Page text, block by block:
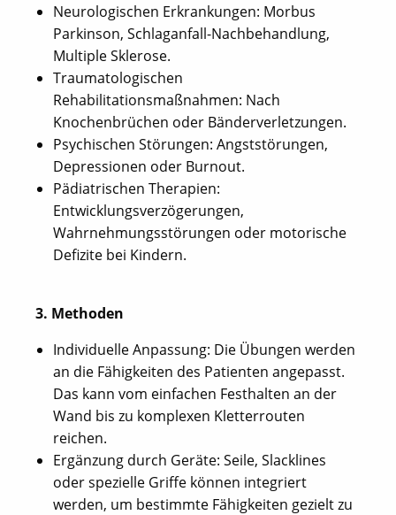
Neurologischen Erkrankungen: Morbus
Parkinson, Schlaganfall-Nachbehandlung,
Multiple Sklerose.
Traumatologischen
Rehabilitationsmaßnahmen: Nach
Knochenbrüchen oder Bänderverletzungen.
Psychischen Störungen: Angststörungen,
Depressionen oder Burnout.
Pädiatrischen Therapien:
Entwicklungsverzögerungen,
Wahrnehmungsstörungen oder motorische
Defizite bei Kindern.
3. Methoden
Individuelle Anpassung: Die Übungen werden
an die Fähigkeiten des Patienten angepasst.
Das kann vom einfachen Festhalten an der
Wand bis zu komplexen Kletterrouten
reichen.
Ergänzung durch Geräte: Seile, Slacklines
oder spezielle Griffe können integriert
werden, um bestimmte Fähigkeiten gezielt zu